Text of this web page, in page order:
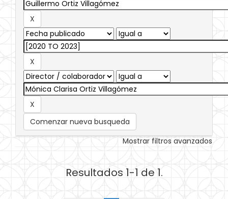
Comenzar nueva busqueda
Mostrar filtros avanzados
Resultados 1-1 de 1.